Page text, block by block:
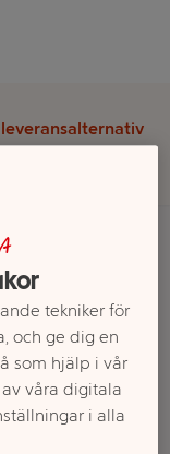
Styling
i Schampo
tekniker för
och ge dig en
som hjälp i vår
våra digitala
i alla